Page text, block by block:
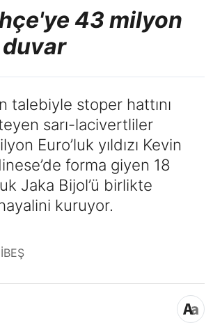
43 milyon
talebiyle stoper hattını
sarı-lacivertliler
Euro’luk yıldızı Kevin
forma giyen 18
Jaka Bijol’ü birlikte
kuruyor.